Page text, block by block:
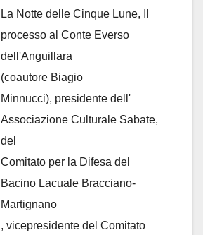
La Notte delle Cinque Lune, Il
processo al Conte Everso
dell'Anguillara
(coautore Biagio
Minnucci), presidente dell'
Associazione Culturale Sabate,
del
Comitato per la Difesa del
Bacino Lacuale Bracciano-
Martignano
, vicepresidente del Comitato